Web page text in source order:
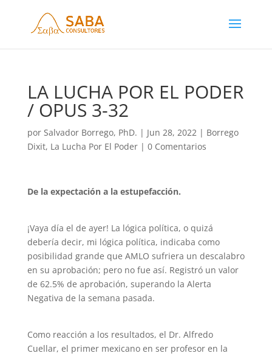
LA LUCHA POR EL PODER
/ OPUS 3-32
por Salvador Borrego, PhD. | Jun 28, 2022| Borrego
Dixit, La Lucha Por El Poder| 0 Comentarios
De la expectación a la estupefacción.
¡Vaya día el de ayer! La lógica política, o quizá
debería decir, mi lógica política, indicaba como
posibilidad grande que AMLO sufriera un descalabro
en su aprobación; pero no fue así. Registró un valor
de 62.5% de aprobación, superando la Alerta
Negativa de la semana pasada.
Como reacción a los resultados, el Dr. Alfredo
Cuellar, el primer mexicano en ser profesor en la